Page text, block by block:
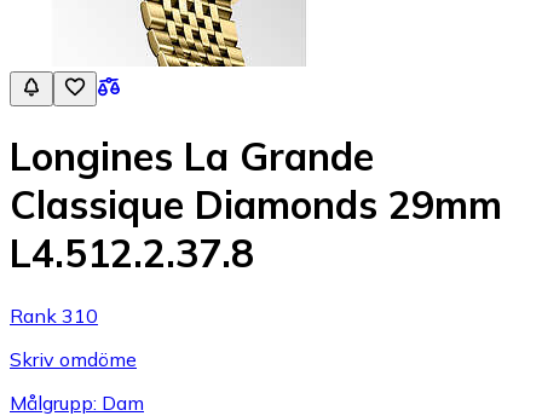
Longines La Grande
Classique Diamonds 29mm
L4.512.2.37.8
Rank 310
Skriv omdöme
Målgrupp: Dam